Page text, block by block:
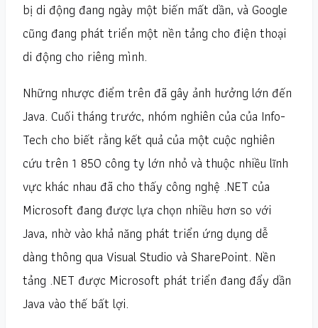
bị di động đang ngày một biến mất dần, và Google
cũng đang phát triển một nền tảng cho điện thoại
di động cho riêng mình.
Những nhược điểm trên đã gây ảnh hưởng lớn đến
Java. Cuối tháng trước, nhóm nghiên của của Info-
Tech cho biết rằng kết quả của một cuộc nghiên
cứu trên 1 850 công ty lớn nhỏ và thuộc nhiều lĩnh
vực khác nhau đã cho thấy công nghệ .NET của
Microsoft đang được lựa chọn nhiều hơn so với
Java, nhờ vào khả năng phát triển ứng dụng dễ
dàng thông qua Visual Studio và SharePoint. Nền
tảng .NET được Microsoft phát triển đang đẩy dần
Java vào thế bất lợi.